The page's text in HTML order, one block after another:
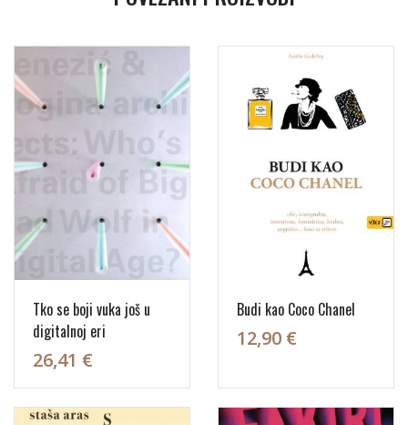
Tko se boji vuka još u
digitalnoj eri
26,41 €
Budi kao Coco Chanel
12,90 €